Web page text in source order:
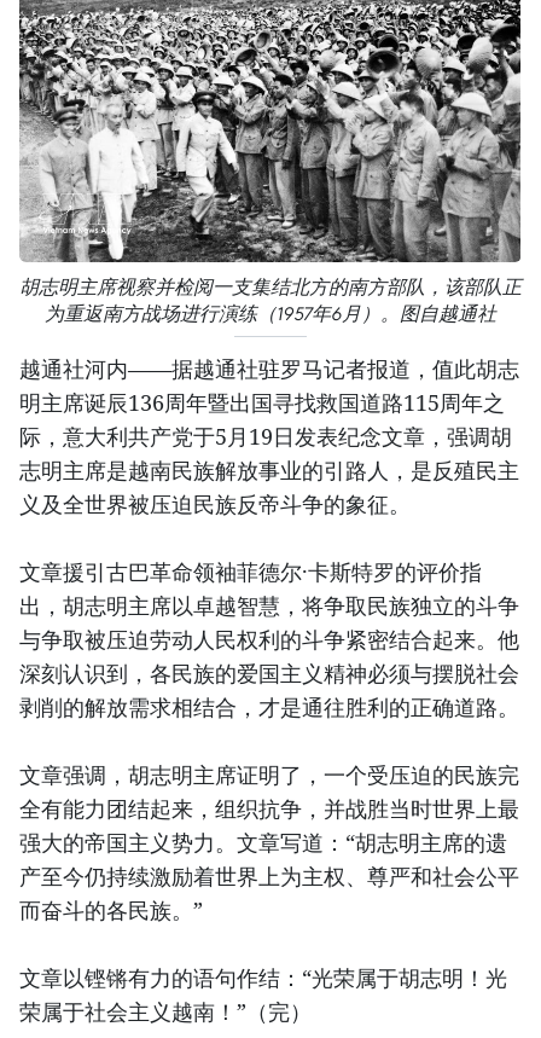
胡志明主席视察并检阅一支集结北方的南方部队，该部队正
为重返南方战场进行演练（1957年6月）。图自越通社
越通社河内——据越通社驻罗马记者报道，值此胡志
明主席诞辰136周年暨出国寻找救国道路115周年之
际，意大利共产党于5月19日发表纪念文章，强调胡
志明主席是越南民族解放事业的引路人，是反殖民主
义及全世界被压迫民族反帝斗争的象征。
文章援引古巴革命领袖菲德尔·卡斯特罗的评价指
出，胡志明主席以卓越智慧，将争取民族独立的斗争
与争取被压迫劳动人民权利的斗争紧密结合起来。他
深刻认识到，各民族的爱国主义精神必须与摆脱社会
剥削的解放需求相结合，才是通往胜利的正确道路。
文章强调，胡志明主席证明了，一个受压迫的民族完
全有能力团结起来，组织抗争，并战胜当时世界上最
强大的帝国主义势力。文章写道：“胡志明主席的遗
产至今仍持续激励着世界上为主权、尊严和社会公平
而奋斗的各民族。”
文章以铿锵有力的语句作结：“光荣属于胡志明！光
荣属于社会主义越南！”（完）